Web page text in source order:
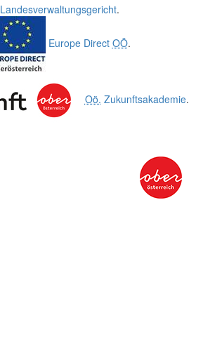
Landesverwaltungsgericht.
Europe Direct OÖ.
Oö. Zukunftsakademie.